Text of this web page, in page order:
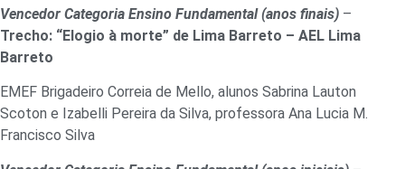
Vencedor Categoria Ensino Fundamental (anos finais) –
Trecho: “Elogio à morte” de Lima Barreto – AEL Lima
Barreto
EMEF Brigadeiro Correia de Mello, alunos Sabrina Lauton
Scoton e Izabelli Pereira da Silva, professora Ana Lucia M.
Francisco Silva